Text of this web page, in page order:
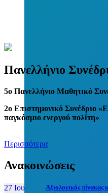
Πανελλήνιο
5o Πανελλήνιο Μαθητικό
2ο Επιστημονικό Συνέδριο
παγκόσμιο ενεργού πολίτη»
Περισσότερα
Ανακοινώσεις
27 Ιουν, 26
Αξιολογικός